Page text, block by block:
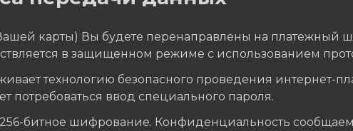
карты) Вы будете перенаправлены на
в защищенном режиме с использованием
технологию безопасного проведения интернет-
потребоваться ввод специального пароля.
битное шифрование. Конфиденциальность